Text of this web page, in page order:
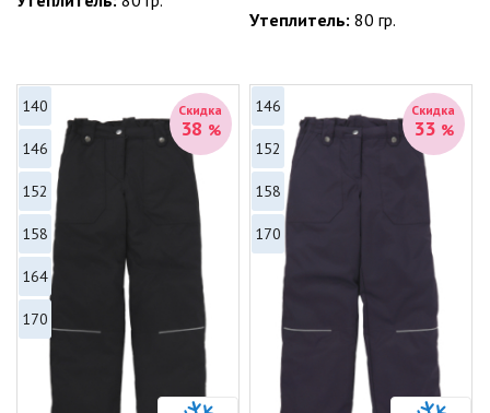
Утеплитель:80 гр.
Скидка
38 %
140
146
152
158
164
170
Скидка
33 %
146
152
158
170